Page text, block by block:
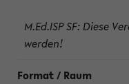
M.Ed.ISP SF: Diese
werden!